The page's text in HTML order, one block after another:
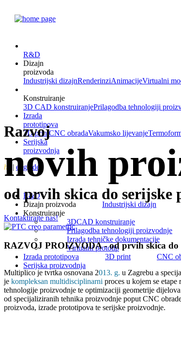
R&D
Dizajn
proizvoda
Industrijski dizajnRenderinziAnimacijeVirtualni
Konstruiranje
3D CAD konstruiranjePrilagodba tehnologiji
Izrada
prototipova
3D print CNC obradaVakumsko lijevanje
Serijska
proizvodnja
hr
| eng| de
R&D
Dizajn proizvoda
Industrijski dizajn
Konstruiranje
3DCAD konstruiranje
Prilagodba tehnologiji proizvodnje
Izrada tehničke dokumentacije
Virtualni prototip
Izrada prototipova
3D print CNC
Serijska proizvodnja
Razvoj
novih
od prvih skica do serijske
Kontaktirajte nas!
RAZVOJ PROIZVODA - od prvih skica do
Multiplico je tvrtka osnovana 2013. g. u Zagrebu a
je kompleksan multidisciplinarni proces u kojem se
tehnologije proizvodnje te optimizaciji geometrije
od specijaliziranih tehnika proizvodnje poput CNC
proizvoda, izrade prototipova te serijske proizvodnje.